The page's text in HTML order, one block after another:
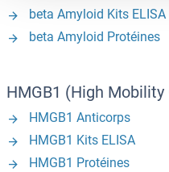
beta Amyloid Kits ELISA
beta Amyloid Protéines
HMGB1 (High Mobility
HMGB1 Anticorps
HMGB1 Kits ELISA
HMGB1 Protéines